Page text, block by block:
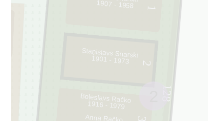
128
1
2
3
1907 - 1958
Staņislavs Snarski
1901 - 1973
Boļeslavs Račko
1916 - 1979
Anna Račko